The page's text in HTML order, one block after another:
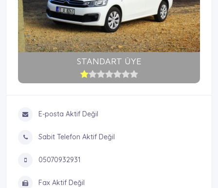
STANDART ÜYE
E-posta Aktif Değil
Sabit Telefon Aktif Değil
05070932931
Fax Aktif Değil